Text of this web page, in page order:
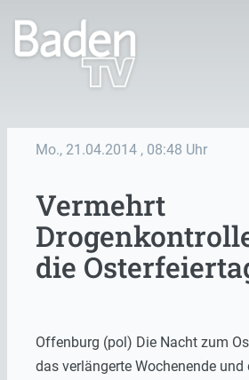
Mo., 21.04.2014 , 08:48 Uhr
Vermehrt
die
Offenburg (pol) Die Nacht zum
das verlängerte Wochenende